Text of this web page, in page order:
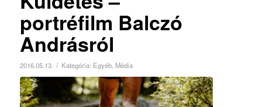
portréfilm Balczó
Andrásról
2016.05.13. / Kategória: Egyéb, Média